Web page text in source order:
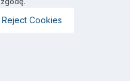
Reject Cookies